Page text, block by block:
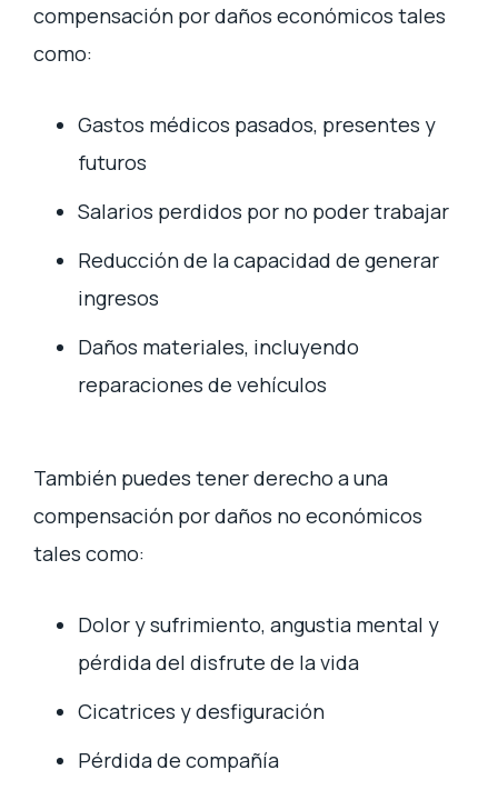
compensación por daños económicos tales
como:
Gastos médicos pasados, presentes y
futuros
Salarios perdidos por no poder trabajar
Reducción de la capacidad de generar
ingresos
Daños materiales, incluyendo
reparaciones de vehículos
También puedes tener derecho a una
compensación por daños no económicos
tales como:
Dolor y sufrimiento, angustia mental y
pérdida del disfrute de la vida
Cicatrices y desfiguración
Pérdida de compañía